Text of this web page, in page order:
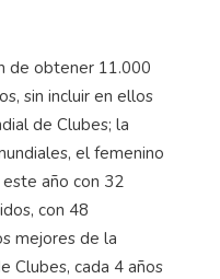
de obtener 11.000
sin incluir en ellos
de Clubes; la
el femenino
año con 32
con 48
mejores de la
Clubes, cada 4 años